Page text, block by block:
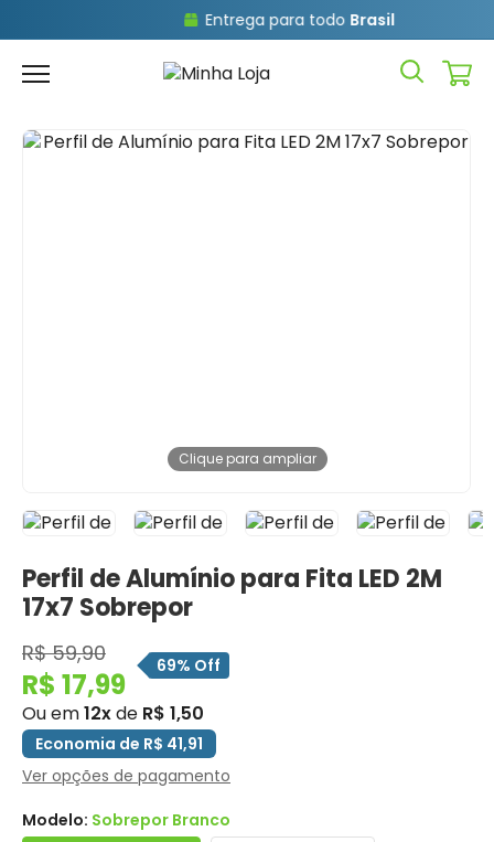
Entrega para todo Brasil
Clique para ampliar
Perfil de Alumínio para Fita LED 2M
17x7 Sobrepor
R$ 59,90
R$ 17,99
69% Off
Ou em12xde R$ 1,50
Economia de R$ 41,91
Ver opções de pagamento
Modelo: Sobrepor Branco